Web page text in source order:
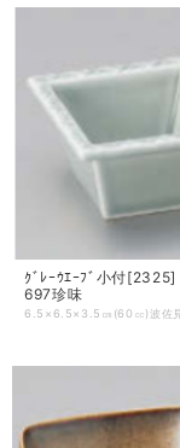
ｸﾞﾚｰｳｴｰﾌﾞ小付
697珍味